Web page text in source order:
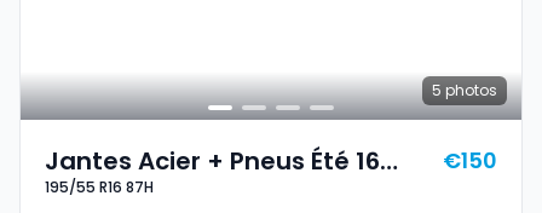
5 photos
Jantes Acier + Pneus Été 16
195/55 R16 87H
195/55 R16 87H
€150